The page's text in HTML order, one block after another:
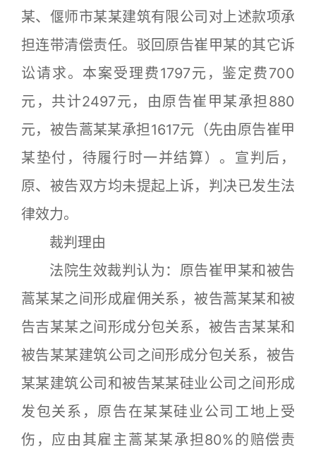
某、偃师市某某建筑有限公司对上述款项承
担连带清偿责任。驳回原告崔甲某的其它诉
讼请求。本案受理费1797元，鉴定费700
元，共计2497元，由原告崔甲某承担880
元，被告蒿某某承担1617元（先由原告崔甲
某垫付，待履行时一并结算）。宣判后，
原、被告双方均未提起上诉，判决已发生法
律效力。
裁判理由
法院生效裁判认为：原告崔甲某和被告
蒿某某之间形成雇佣关系，被告蒿某某和被
告吉某某之间形成分包关系，被告吉某某和
被告某某建筑公司之间形成分包关系，被告
某某建筑公司和被告某某硅业公司之间形成
发包关系，原告在某某硅业公司工地上受
伤，应由其雇主蒿某某承担80%的赔偿责